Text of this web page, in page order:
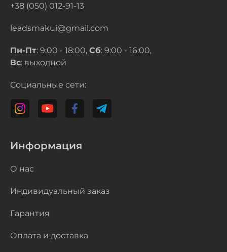
+38 (050) 012-91-13
leadsmakui@gmail.com
Пн-Пт: 9:00 - 18:00, Сб: 9:00 - 16:00,
Вс: выходной
Социальные сети:
Информация
О нас
Индивидуальный заказ
Гарантия
Оплата и доставка